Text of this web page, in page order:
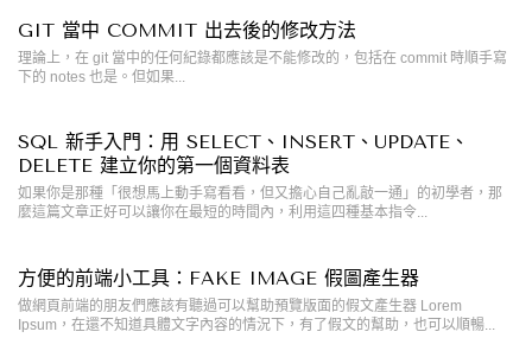
GIT 當中 COMMIT 出去後的修改方法
理論上，在 git 當中的任何紀錄都應該是不能修改的，包括在 commit 時順手寫
下的 notes 也是。但如果...
SQL 新手入門：用 SELECT、INSERT、UPDATE、
DELETE 建立你的第一個資料表
如果你是那種「很想馬上動手寫看看，但又擔心自己亂敲一通」的初學者，那
麼這篇文章正好可以讓你在最短的時間內，利用這四種基本指令...
方便的前端小工具：FAKE IMAGE 假圖產生器
做網頁前端的朋友們應該有聽過可以幫助預覽版面的假文產生器 Lorem
Ipsum，在還不知道具體文字內容的情況下，有了假文的幫助，也可以順暢...